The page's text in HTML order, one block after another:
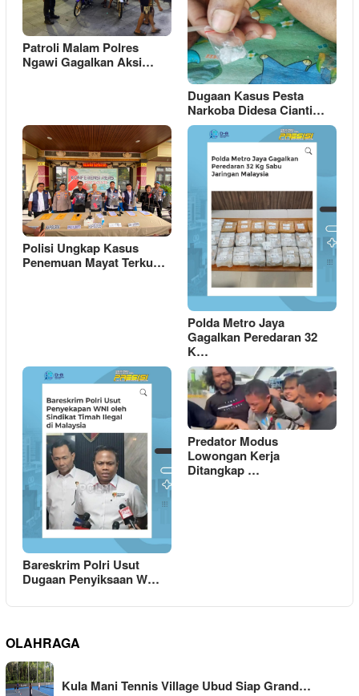
Patroli Malam Polres
Ngawi Gagalkan Aksi…
Dugaan Kasus Pesta
Narkoba Didesa Cianti…
Polisi Ungkap Kasus
Penemuan Mayat Terku…
Polda Metro Jaya
Gagalkan Peredaran 32
K…
Bareskrim Polri Usut
Dugaan Penyiksaan W…
Predator Modus
Lowongan Kerja
Ditangkap …
OLAHRAGA
Kula Mani Tennis Village Ubud Siap Grand…